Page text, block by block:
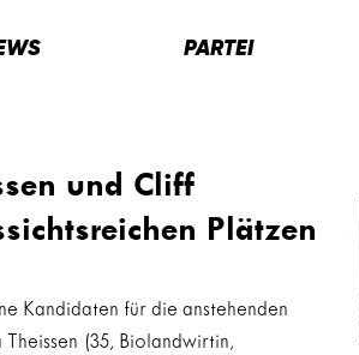
PARTEI
und Cliff
Plätzen
Kandidaten für die anstehenden
(35, Biolandwirtin,